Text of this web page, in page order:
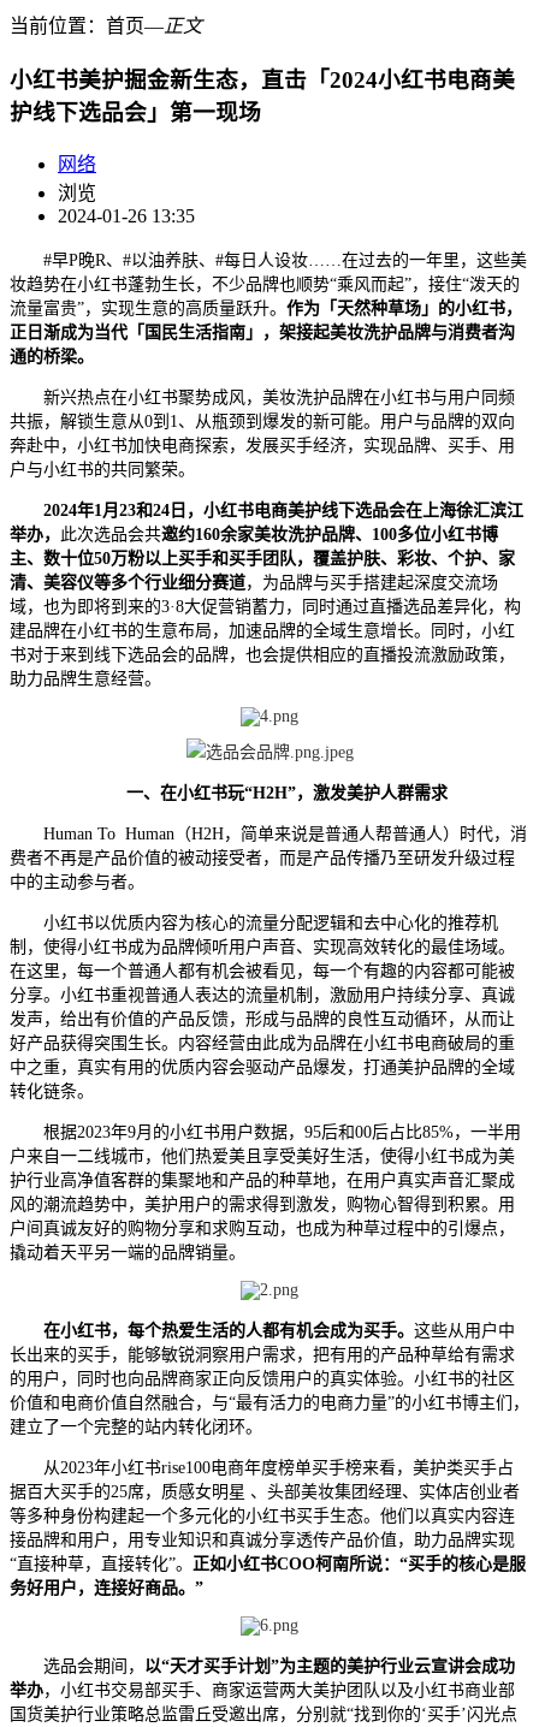
当前位置： 首页―正文
小红书美护掘金新生态，直击「2024小红书电商美
护线下选品会」第一现场
网络
浏览
2024-01-26 13:35
#早P晚R、#以油养肤、#每日人设妆……在过去的一年里，这些美
妆趋势在小红书蓬勃生长，不少品牌也顺势“乘风而起”，接住“泼天的
流量富贵”，实现生意的高质量跃升。 作为「天然种草场」的小红书，
正日渐成为当代「国民生活指南」，架接起美妆洗护品牌与消费者沟
通的桥梁。
新兴热点在小红书聚势成风，美妆洗护品牌在小红书与用户同频
共振，解锁生意从0到1、从瓶颈到爆发的新可能。用户与品牌的双向
奔赴中，小红书加快电商探索，发展买手经济，实现品牌、买手、用
户与小红书的共同繁荣。
2024年1月23和24日，小红书电商美护线下选品会在上海徐汇滨江
举办， 此次选品会共邀约160余家美妆洗护品牌、100多位小红书博
主、数十位50万粉以上买手和买手团队，覆盖护肤、彩妆、个护、家
清、美容仪等多个行业细分赛道，为品牌与买手搭建起深度交流场
域，也为即将到来的3·8大促营销蓄力，同时通过直播选品差异化，构
建品牌在小红书的生意布局，加速品牌的全域生意增长。同时，小红
书对于来到线下选品会的品牌，也会提供相应的直播投流激励政策，
助力品牌生意经营。
一、 在小红书玩“H2H”，激发美护人群需求
Human To Human（H2H，简单来说是普通人帮普通人）时代，消
费者不再是产品价值的被动接受者，而是产品传播乃至研发升级过程
中的主动参与者。
小红书以优质内容为核心的流量分配逻辑和去中心化的推荐机
制，使得小红书成为品牌倾听用户声音、实现高效转化的最佳场域。
在这里，每一个普通人都有机会被看见，每一个有趣的内容都可能被
分享。小红书重视普通人表达的流量机制，激励用户持续分享、真诚
发声，给出有价值的产品反馈，形成与品牌的良性互动循环，从而让
好产品获得突围生长。内容经营由此成为品牌在小红书电商破局的重
中之重，真实有用的优质内容会驱动产品爆发，打通美护品牌的全域
转化链条。
根据2023年9月的小红书用户数据，95后和00后占比85%，一半用
户来自一二线城市，他们热爱美且享受美好生活，使得小红书成为美
护行业高净值客群的集聚地和产品的种草地，在用户真实声音汇聚成
风的潮流趋势中，美护用户的需求得到激发，购物心智得到积累。用
户间真诚友好的购物分享和求购互动，也成为种草过程中的引爆点，
撬动着天平另一端的品牌销量。
在小红书， 每个热爱生活的人都有机会成为买手。 这些从用户中
长出来的买手，能够敏锐洞察用户需求，把有用的产品种草给有需求
的用户，同时也向品牌商家正向反馈用户的真实体验。小红书的社区
价值和电商价值自然融合，与“最有活力的电商力量”的小红书博主们，
建立了一个完整的站内转化闭环。
从2023年小红书rise100电商年度榜单买手榜来看，美护类买手占
据百大买手的25席，质感女明星 、头部美妆集团经理、实体店创业者
等多种身份构建起一个多元化的小红书买手生态。他们以真实内容连
接品牌和用户，用专业知识和真诚分享透传产品价值，助力品牌实现
“直接种草，直接转化”。 正如小红书COO柯南所说：“买手的核心是服
务好用户，连接好商品。”
选品会期间， 以“天才买手计划”为主题的美护行业云宣讲会成功
举办，小红书交易部买手、商家运营两大美护团队以及小红书商业部
国货美护行业策略总监雷丘受邀出席，分别就“找到你的‘买手’闪光点